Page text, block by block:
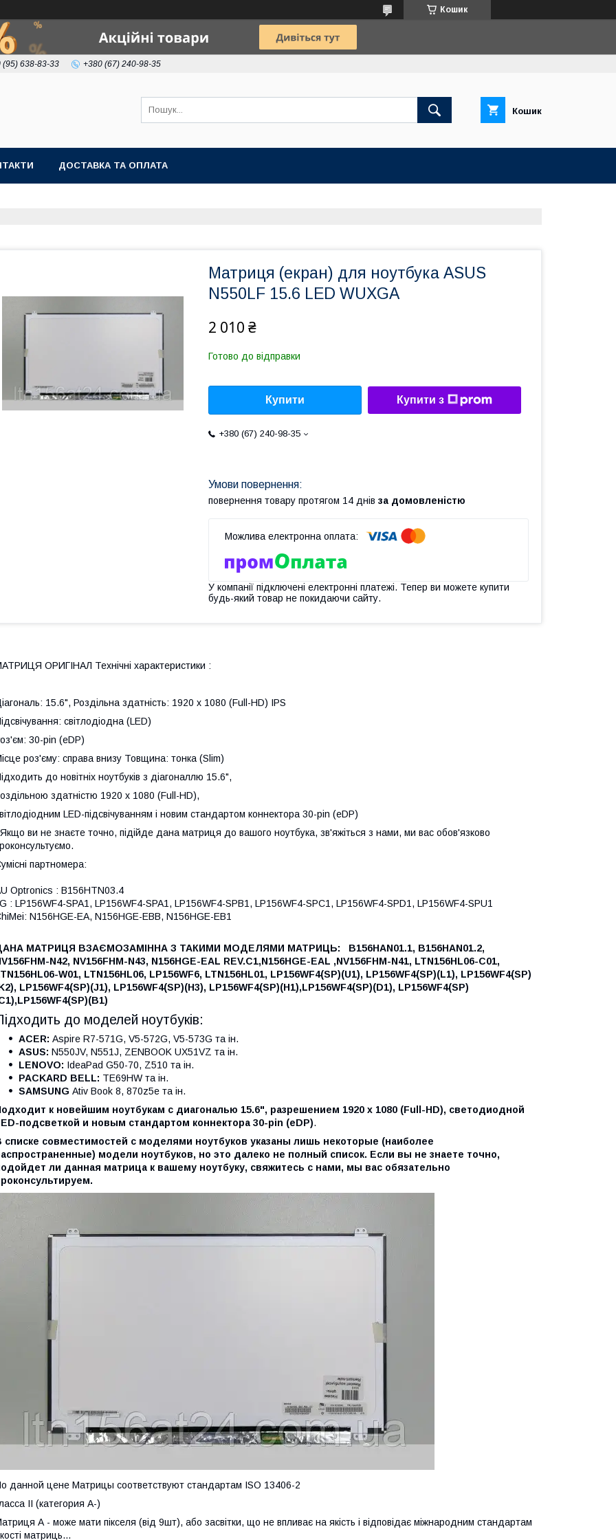
Кошик
(95) 638-83-33 +380 (67) 240-98-35
Кошик
ДОСТАВКА ТА ОПЛАТА
Матриця (екран) для ноутбука ASUS
N550LF 15.6 LED WUXGA
2 010 ₴
Готово до відправки
Купити Купити з
+380 (67) 240-98-35
повернення товару протягом 14 днів за домовленістю
У компанії підключені електронні платежі. Тепер ви можете купити
будь-який товар не покидаючи сайту.
ОРИГІНАЛ Технічні характеристики :
15.6", Роздільна здатність: 1920 x 1080 (Full-HD) IPS
світлодіодна (LED)
30-pin (eDP)
роз'єму: справа внизу Товщина: тонка (Slim)
до новітніх ноутбуків з діагоналлю 15.6",
здатністю 1920 x 1080 (Full-HD),
LED-підсвічуванням і новим стандартом коннектора 30-pin (eDP)
ви не знаєте точно, підійде дана матриця до вашого ноутбука, зв'яжіться з нами, ми вас обов'язково
партномера:
Optronics : B156HTN03.4
: LP156WF4-SPA1, LP156WF4-SPA1, LP156WF4-SPB1, LP156WF4-SPC1, LP156WF4-SPD1, LP156WF4-SPU1
N156HGE-EA, N156HGE-EBB, N156HGE-EB1
МАТРИЦЯ ВЗАЄМОЗАМІННА З ТАКИМИ МОДЕЛЯМИ МАТРИЦЬ: B156HAN01.1, B156HAN01.2,
N42, NV156FHM-N43, N156HGE-EAL REV.C1,N156HGE-EAL ,NV156FHM-N41, LTN156HL06-C01,
W01, LTN156HL06, LP156WF6, LTN156HL01, LP156WF4(SP)(U1), LP156WF4(SP)(L1), LP156WF4(SP)
LP156WF4(SP)(J1), LP156WF4(SP)(H3), LP156WF4(SP)(H1),LP156WF4(SP)(D1), LP156WF4(SP)
LP156WF4(SP)(B1)
до моделей ноутбуків:
ACER: Aspire R7-571G, V5-572G, V5-573G та ін.
ASUS: N550JV, N551J, ZENBOOK UX51VZ та ін.
LENOVO: IdeaPad G50-70, Z510 та ін.
PACKARD BELL: TE69HW та ін.
SAMSUNG Ativ Book 8, 870z5e та ін.
к новейшим ноутбукам с диагональю 15.6", разрешением 1920 x 1080 (Full-HD), светодиодной
подсветкой и новым стандартом коннектора 30-pin (eDP).
списке совместимостей с моделями ноутбуков указаны лишь некоторые (наиболее
модели ноутбуков, но это далеко не полный список. Если вы не знаете точно,
ли данная матрица к вашему ноутбуку, свяжитесь с нами, мы вас обязательно
данной цене Матрицы соответствуют стандартам ISO 13406-2
II (категория А-)
А - може мати пікселя (від 9шт), або засвітки, що не впливає на якість і відповідає міжнародним стандартам
матриць...